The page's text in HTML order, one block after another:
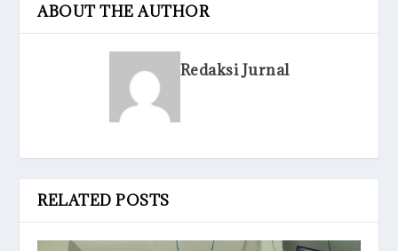
ABOUT THE AUTHOR
Redaksi Jurnal
RELATED POSTS